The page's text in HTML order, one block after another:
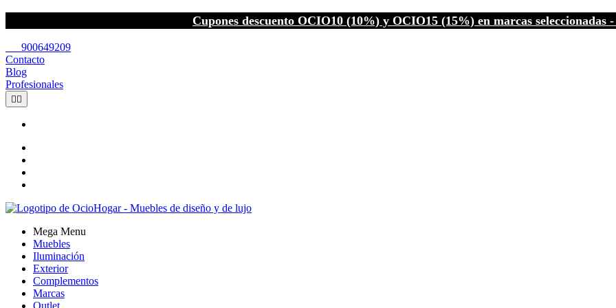
Cupones descuento OCIO10 (10%) y OCIO15 (15%) en marcas seleccionadas
900649209
Contacto
Blog
Profesionales
 
Mega Menu
Muebles
Iluminación
Exterior
Complementos
Marcas
Outlet